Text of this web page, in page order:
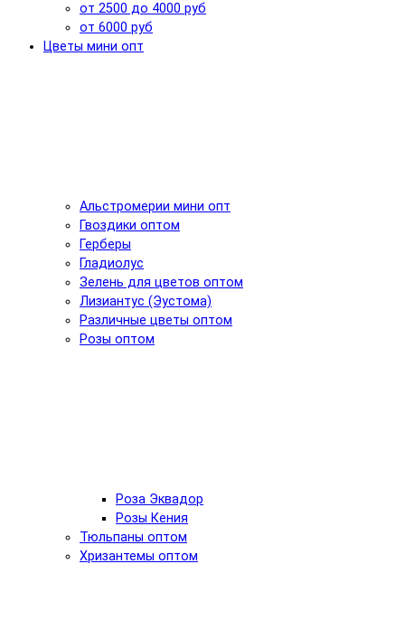
от 2500 до 4000 руб
от 6000 руб
Цветы мини опт
Альстромерии мини опт
Гвоздики оптом
Герберы
Гладиолус
Зелень для цветов оптом
Лизиантус (Эустома)
Различные цветы оптом
Розы оптом
Роза Эквадор
Розы Кения
Тюльпаны оптом
Хризантемы оптом